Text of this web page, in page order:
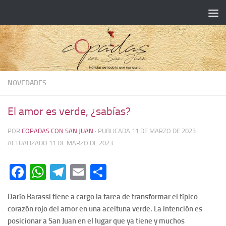
NOVEDADES
El amor es verde, ¿sabías?
POR COPADAS CON SAN JUAN · PUBLICADA 11 DE MARZO DE 2023 ·
ACTUALIZADO 11 DE MARZO DE 2023
Facebook
WhatsApp
Telegram
Email
Darío Barassi tiene a cargo la tarea de transformar el típico
corazón rojo del amor en una aceituna verde. La intención es
posicionar a San Juan en el lugar que ya tiene y muchos